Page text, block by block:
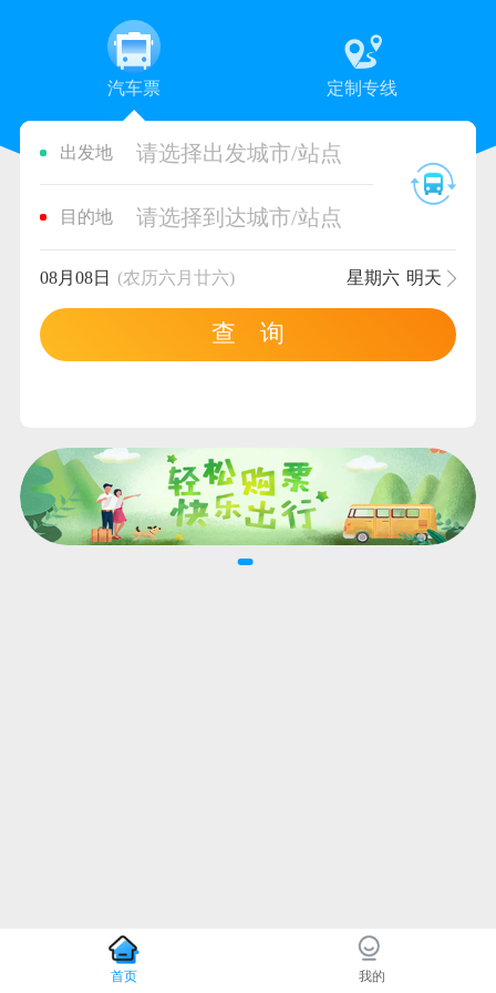
汽车票 定制专线
出发地 请选择出发城市/站点
目的地 请选择到达城市/站点
08月08日 (农历六月廿六) 星期六 明天
查 询
首页 我的